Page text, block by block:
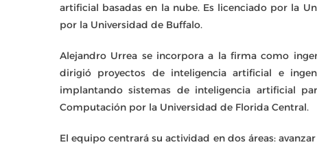
artificial basadas en la nube. Es licenciado por la
por la Universidad de Buffalo.
Alejandro Urrea se incorpora a la firma como
dirigió proyectos de inteligencia artificial e
implantando sistemas de inteligencia artificial
Computación por la Universidad de Florida Central.
El equipo centrará su actividad en dos áreas: